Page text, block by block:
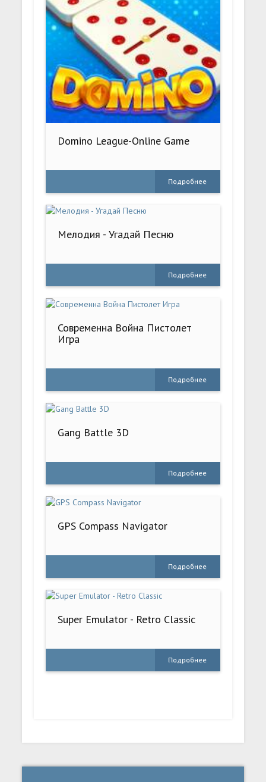
Domino League-Online Game
Подробнее
Мелодия - Угадай Песню
Подробнее
Современна Война Пистолет
Игра
Подробнее
Gang Battle 3D
Подробнее
GPS Compass Navigator
Подробнее
Super Emulator - Retro Classic
Подробнее